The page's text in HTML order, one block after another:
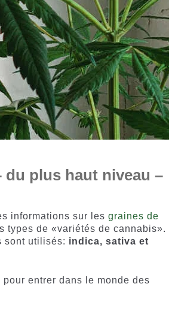
du plus haut niveau –
informations sur lesgraines de
types de «variétés de cannabis».
sont utilisés: indica, sativa et
entrer dans le monde des